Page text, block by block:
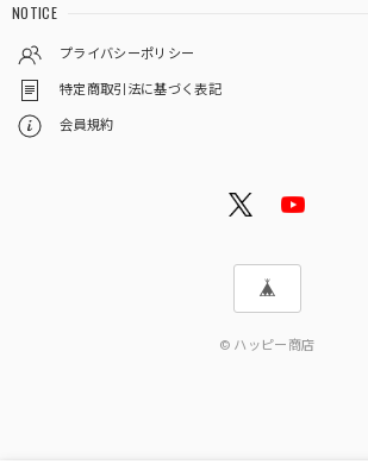
NOTICE
プライバシーポリシー
特定商取引法に基づく表記
会員規約
© ハッピー商店